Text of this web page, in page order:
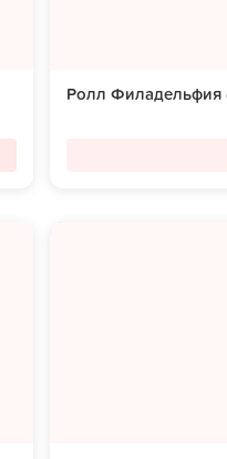
Ролл Филадельфия